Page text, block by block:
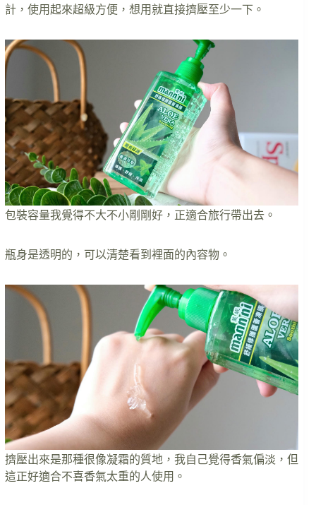
計，使用起來超級方便，想用就直接擠壓至少一下。
包裝容量我覺得不大不小剛剛好，正適合旅行帶出去。
瓶身是透明的，可以清楚看到裡面的內容物。
擠壓出來是那種很像凝霜的質地，我自己覺得香氣偏淡，但
這正好適合不喜香氣太重的人使用。